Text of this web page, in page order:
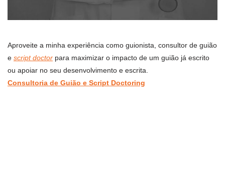
Aproveite a minha experiência como guionista, consultor de guião
e script doctor para maximizar o impacto de um guião já escrito
ou apoiar no seu desenvolvimento e escrita.
Consultoria de Guião e Script Doctoring